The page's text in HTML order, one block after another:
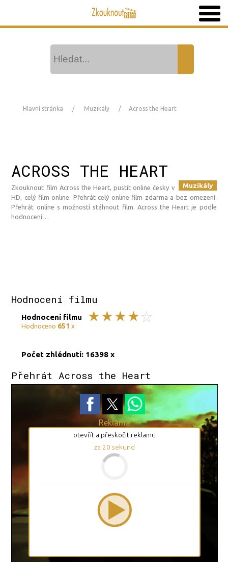
Hlavní stránka Muzikály Across the Heart
ACROSS THE HEART
Muzikály
Zkouknout film Across the Heart, pustit online česky v
HD, celý film online. Přehrát celý online film zdarma a bez omezení.
Přehrát online s možností stáhnout film. Across the Heart je podle
hodnocení
Hodnocení filmu
Hodnocení filmu
Hodnoceno 651x
Počet zhlédnutí: 16398 x
Přehrát Across the Heart
Reklama
otevřít a přeskočit reklamu
za 19 sekund